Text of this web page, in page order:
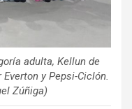
adulta, Kellun de
y Pepsi-Ciclón.
Zúñiga)